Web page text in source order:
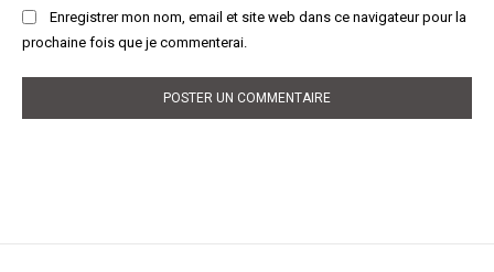
Enregistrer mon nom, email et site web dans ce navigateur pour la
prochaine fois que je commenterai.